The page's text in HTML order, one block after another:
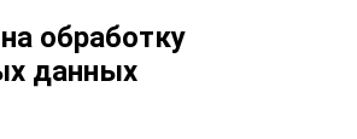
обработку
данных